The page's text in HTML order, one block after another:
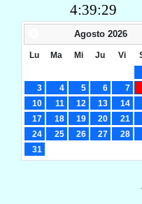
4:39:30
Agosto 2026
Lu Ma Mi Ju Vi
3
4 5 6 7
10
11 12 13 14
17
18 19 20 21
24
25 26 27 28
31